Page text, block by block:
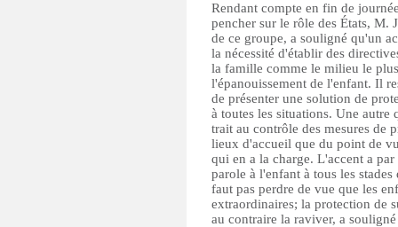
Rendant compte en fin de
pencher sur le rôle des États, M.
de ce groupe, a souligné qu'un
la nécessité d'établir des
la famille comme le milieu le
l'épanouissement de l'enfant. Il
de présenter une solution de
à toutes les situations. Une autre
trait au contrôle des mesures de
lieux d'accueil que du point de
qui en a la charge. L'accent a
parole à l'enfant à tous les
faut pas perdre de vue que les
extraordinaires; la protection de
au contraire la raviver, a